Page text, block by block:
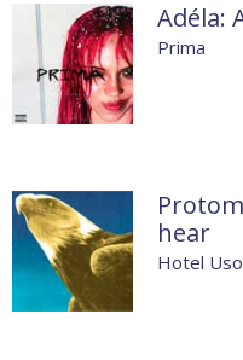
Adéla:
Prima
hear
Hotel